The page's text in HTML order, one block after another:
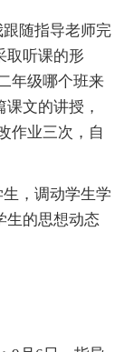
随指导老师完
取听课的形
年级哪个班来
文的讲授，
作业三次，自
，调动学生学
生的思想动态